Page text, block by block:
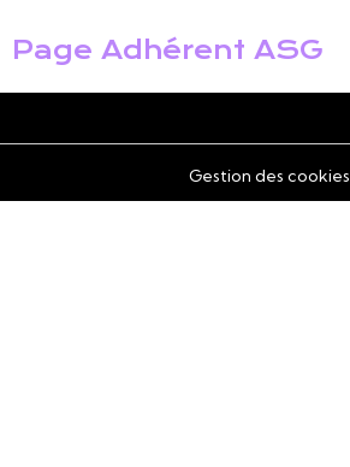
Page Adhérent ASG
Gestion des cookies